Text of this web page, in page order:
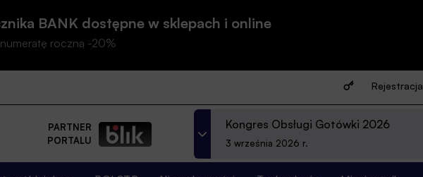
BANK dostępne w sklepach i online
roczną -20%
Rejestracja
PARTNER
PORTALU
Kongres Obsługi Gotówki 2026
3 września 2026 r.